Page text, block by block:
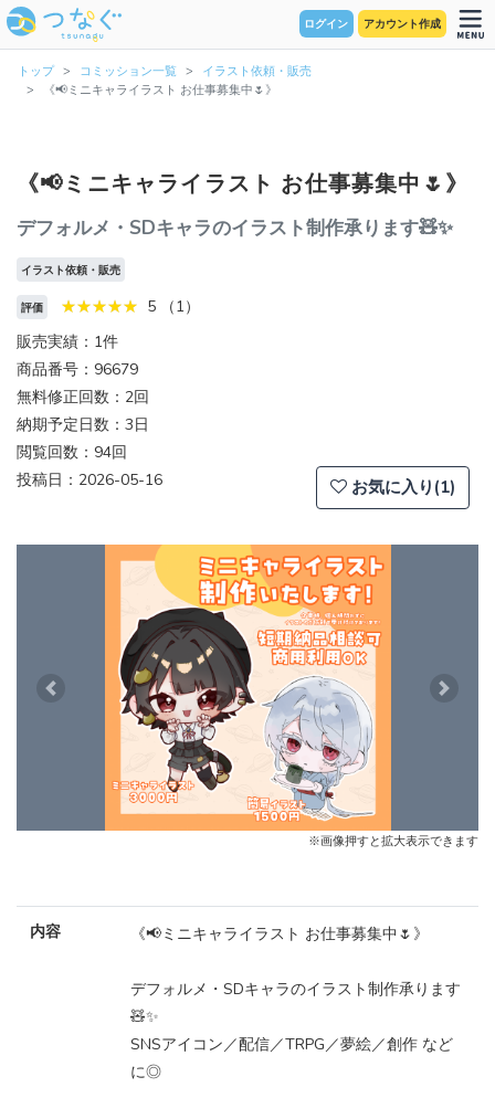
ログイン アカウント作成
トップ コミッション一覧
イラスト依頼・販売
《📢ミニキャライラスト お仕事募集中🌷》
《📢ミニキャライラスト お仕事募集中🌷》
デフォルメ・SDキャラのイラスト制作承ります🧸✨
イラスト依頼・販売
評価
5 （1）
販売実績：1件
商品番号：96679
無料修正回数：2回
納期予定日数：3日
閲覧回数：94回
投稿日：2026-05-16
お気に入り(1)
Previous Next
※画像押すと拡大表示できます
内容 《📢ミニキャライラスト お仕事募集中🌷》
デフォルメ・SDキャラのイラスト制作承ります
🧸✨
SNSアイコン／配信／TRPG／夢絵／創作 など
に◎